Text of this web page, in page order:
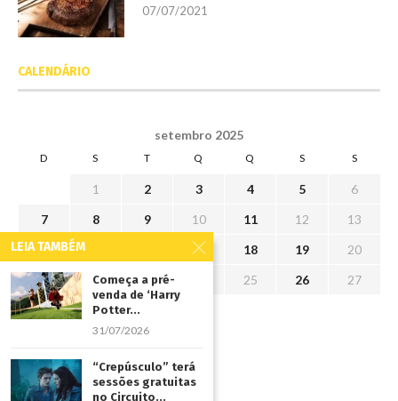
07/07/2021
CALENDÁRIO
setembro 2025
D S T Q Q S S
1 2 3 4 5
6
7
8 9 10 11 12
13
14
17 18 19
20
21
22 23 25 26
27
28
29
LEIA TAMBÉM
Começa a pré-
venda de ‘Harry
Potter...
31/07/2026
“Crepúsculo” terá
sessões gratuitas
no Circuito...